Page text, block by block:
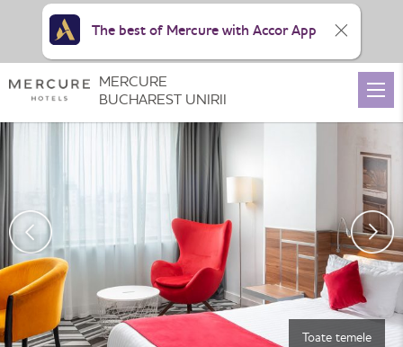
Toate temele
MERCURE
BUCHAREST UNIRII
The best of Mercure with Accor App